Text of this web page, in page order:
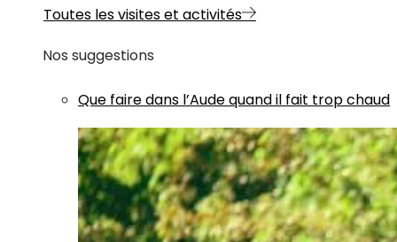
Toutes les visites et activités
Nos suggestions
Que faire dans l’Aude quand il fait trop chaud